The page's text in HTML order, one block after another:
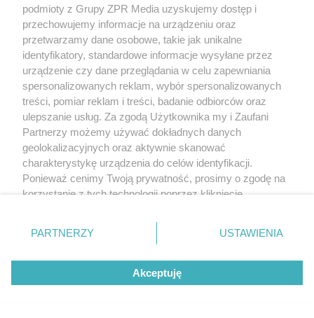
podmioty z Grupy ZPR Media uzyskujemy dostęp i
przechowujemy informacje na urządzeniu oraz
przetwarzamy dane osobowe, takie jak unikalne
identyfikatory, standardowe informacje wysyłane przez
urządzenie czy dane przeglądania w celu zapewniania
spersonalizowanych reklam, wybór spersonalizowanych
treści, pomiar reklam i treści, badanie odbiorców oraz
ulepszanie usług. Za zgodą Użytkownika my i Zaufani
Partnerzy możemy używać dokładnych danych
geolokalizacyjnych oraz aktywnie skanować
charakterystykę urządzenia do celów identyfikacji.
Ponieważ cenimy Twoją prywatność, prosimy o zgodę na
korzystanie z tych technologii poprzez kliknięcie
zmienić/wycofać klikając przycisk ustawień prywatności
znajdujący się w lewym dolnym rogu strony
rodzaje przetwarzania danych nie wymagają zgody
użytkownika, ale masz prawo sprzeciwić się takiemu
przetwarzaniu. Preferencje będą miały zastosowanie tylko
PARTNERZY USTAWIENIA
Akceptuję